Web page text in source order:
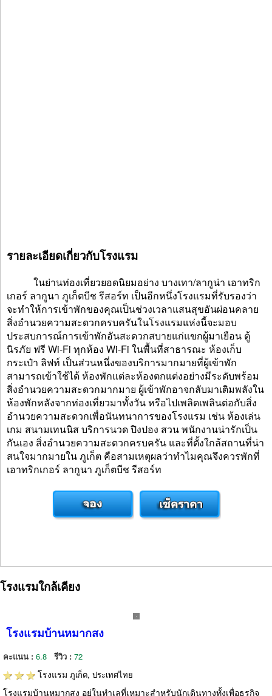
รายละเอียดเกี่ยวกับโรงแรม
ในย่านท่องเที่ยวยอดนิยมอย่าง บางเทา/ลากูน่า เอาทริก
เกอร์ ลากูนา ภูเก็ตบีช รีสอร์ท เป็นอีกหนึ่งโรงแรมที่รับรองว่า
จะทำให้การเข้าพักของคุณเป็นช่วงเวลาแสนสุขอันผ่อนคลาย
สิ่งอำนวยความสะดวกครบครันในโรงแรมแห่งนี้จะมอบ
ประสบการณ์การเข้าพักอันสะดวกสบายแก่แขกผู้มาเยือน ตู้
นิรภัย ฟรี Wi-Fi ทุกห้อง Wi-Fi ในพื้นที่สาธารณะ ห้องเก็บ
กระเป๋า ลิฟท์ เป็นส่วนหนึ่งของบริการมากมายที่ผู้เข้าพัก
สามารถเข้าใช้ได้ ห้องพักแต่ละห้องตกแต่งอย่างมีระดับพร้อม
สิ่งอำนวยความสะดวกมากมาย ผู้เข้าพักอาจกลับมาเติมพลังใน
ห้องพักหลังจากท่องเที่ยวมาทั้งวัน หรือไปเพลิดเพลินต่อกับสิ่ง
อำนวยความสะดวกเพื่อนันทนาการของโรงแรม เช่น ห้องเล่น
เกม สนามเทนนิส บริการนวด ปิงปอง สวน พนักงานน่ารักเป็น
กันเอง สิ่งอำนวยความสะดวกครบครัน และที่ตั้งใกล้สถานที่น่า
สนใจมากมายใน ภูเก็ต คือสามเหตุผลว่าทำไมคุณจึงควรพักที่
เอาทริกเกอร์ ลากูนา ภูเก็ตบีช รีสอร์ท
โรงแรมใกล้เคียง
โรงแรมบ้านหมากสง
คะแนน : 6.8 รีวิว : 72
โรงแรม ภูเก็ต, ประเทศไทย
โรงแรมบ้านหมากสง อยู่ในทำเลที่เหมาะสำหรับนักเดินทางทั้งเพื่อธุรกิจ